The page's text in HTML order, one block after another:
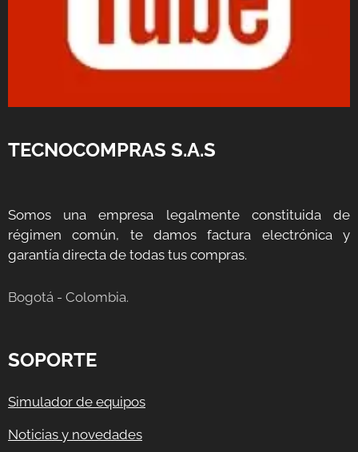
TECNOCOMPRAS S.A.S
Somos una empresa legalmente constituida de
régimen común, te damos factura electrónica y
garantía directa de todas tus compras.
Bogotá - Colombia.
SOPORTE
Simulador de equipos
Noticias y novedades